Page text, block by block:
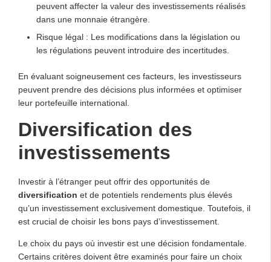
peuvent affecter la valeur des investissements réalisés
dans une monnaie étrangère.
Risque légal : Les modifications dans la législation ou
les régulations peuvent introduire des incertitudes.
En évaluant soigneusement ces facteurs, les investisseurs
peuvent prendre des décisions plus informées et optimiser
leur portefeuille international.
Diversification des
investissements
Investir à l’étranger peut offrir des opportunités de
diversification et de potentiels rendements plus élevés
qu’un investissement exclusivement domestique. Toutefois, il
est crucial de choisir les bons pays d’investissement.
Le choix du pays où investir est une décision fondamentale.
Certains critères doivent être examinés pour faire un choix